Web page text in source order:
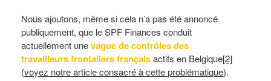
Nous ajoutons, même si cela n’a pas été annoncé
publiquement, que le SPF Finances conduit
actuellement unevague de contrôles des
travailleurs frontaliers françaisactifs en Belgique[2]
(voyez notre article consacré à cette problématique).